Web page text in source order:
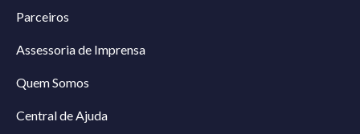
Parceiros
Assessoria de Imprensa
Quem Somos
Central de Ajuda